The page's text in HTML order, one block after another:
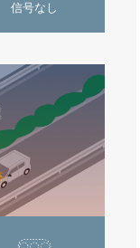
信号なし